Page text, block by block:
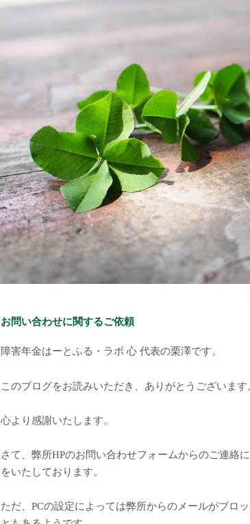
お問い合わせに関するご依頼
障害年金はーとふる・ラボ 心 代表の栗澤です。
このブログをお読みいただき、ありがとうございます
心より感謝いたします。
さて、弊所HPのお問い合わせフォームからのご連絡
をいたしております。
ただ、PCの設定によっては弊所からのメールがブロ